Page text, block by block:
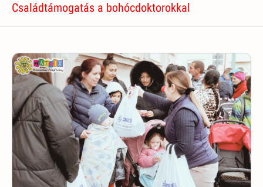
Családtámogatás a bohócdoktorokkal